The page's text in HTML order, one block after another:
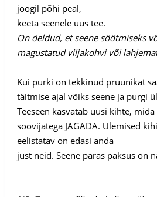
joogil põhi peal,
keeta seenele uus tee.
On öeldud, et seene söötmiseks
magustatud viljakohvi või
Kui purki on tekkinud pruunikat
täitmise ajal võiks seene ja purgi
Teeseen kasvatab uusi kihte, mida
soovijatega JAGADA. Ülemised
eelistatav on edasi anda
just neid. Seene paras paksus on